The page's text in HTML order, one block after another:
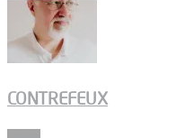
CONTREFEUX